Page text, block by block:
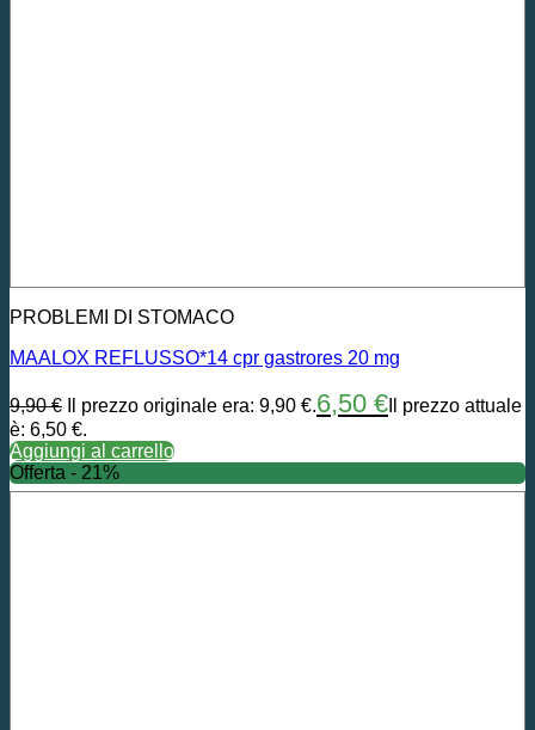
PROBLEMI DI STOMACO
MAALOX REFLUSSO*14 cpr gastrores 20 mg
9,90€ Il prezzo originale era: 9,90 €.6,50 € Il prezzo attuale
è: 6,50 €.
Aggiungi al carrello
Offerta - 21%